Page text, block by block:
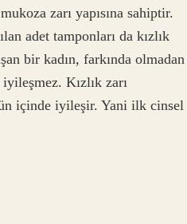
zarı yapısına sahiptir.
adet tamponları da kızlık
bir kadın, farkında olmadan
Kızlık zarı
içinde iyileşir. Yani ilk cinsel